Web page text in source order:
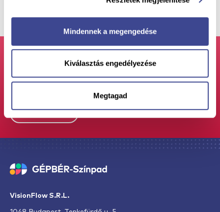
Mindennek a megengedése
Kiválasztás engedélyezése
Megtagad
VisionFlow S.R.L.
serviciile noastre?
Să vorbim personal despre